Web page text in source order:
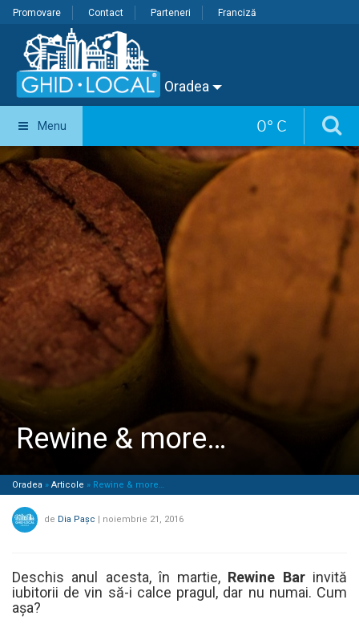
Promovare Contact Parteneri Franciză
Oradea
0° C
Menu
Rewine & more…
Oradea » Articole » Rewine & more…
de Dia Pașc | noiembrie 21, 2016
Deschis anul acesta, în martie, Rewine Barinvită
iubitorii de vin să-i calce pragul, dar nu numai. Cum
așa?